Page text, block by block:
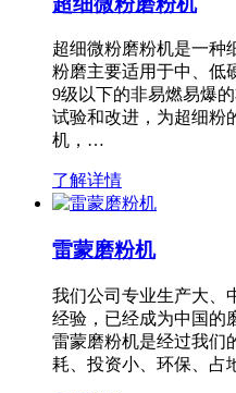
超细微粉磨粉机是一种
粉磨主要适用于中、低
9级以下的非易燃易爆
试验和改进，为超细粉
机，…
了解详情
雷蒙磨粉机
我们公司专业生产大、
经验，已经成为中国的
雷蒙磨粉机是经过我们
耗、投资小、环保、